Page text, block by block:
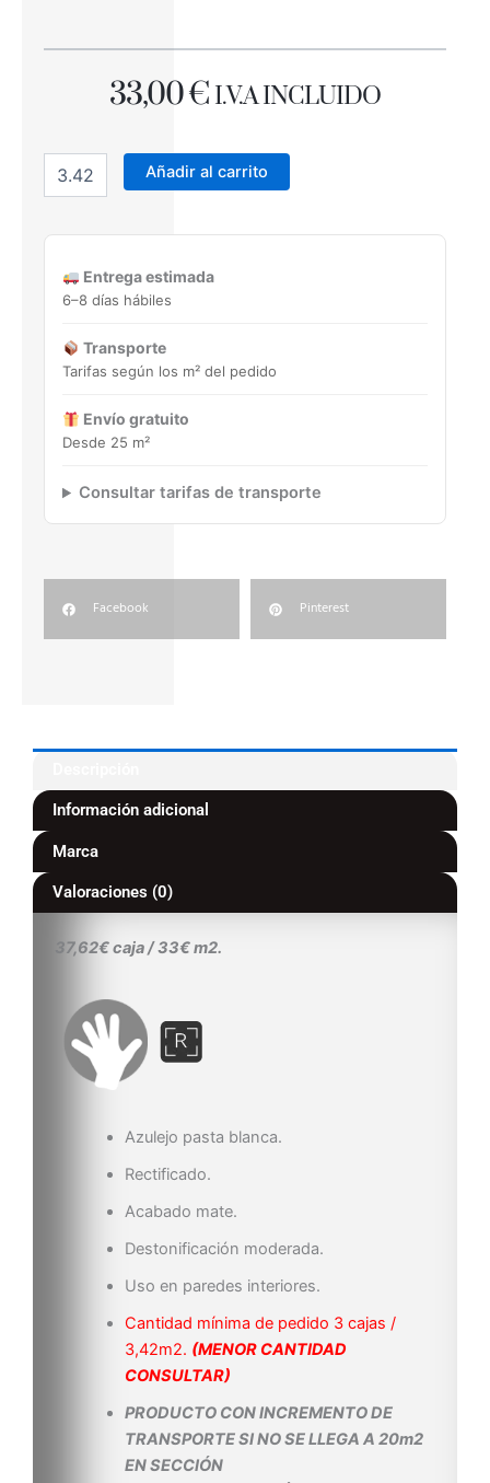
33,00€ I.V.A INCLUIDO
ARLEQUIN
GREY
32X89
rectificado
Añadir al carrito
Entrega estimada
6–8 días hábiles
Transporte
Tarifas según los m² del pedido
Envío gratuito
Desde 25 m²
Consultar tarifas de transporte
Facebook Pinterest
Información adicional
Marca
Valoraciones (0)
37,62€ caja / 33€ m2.
Azulejo pasta blanca.
Rectificado.
Acabado mate.
Destonificación moderada.
Uso en paredes interiores.
Cantidad mínima de pedido 3 cajas /
3,42m2. (MENOR CANTIDAD
CONSULTAR)
PRODUCTO CON INCREMENTO DE
TRANSPORTE SI NO SE LLEGA A 20m2
EN SECCIÓN